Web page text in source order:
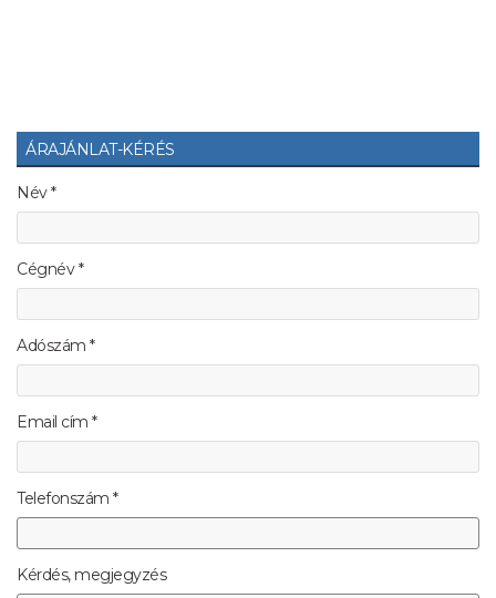
ÁRAJÁNLAT-KÉRÉS
Név *
Cégnév *
Adószám *
Email cím *
Telefonszám *
Kérdés, megjegyzés